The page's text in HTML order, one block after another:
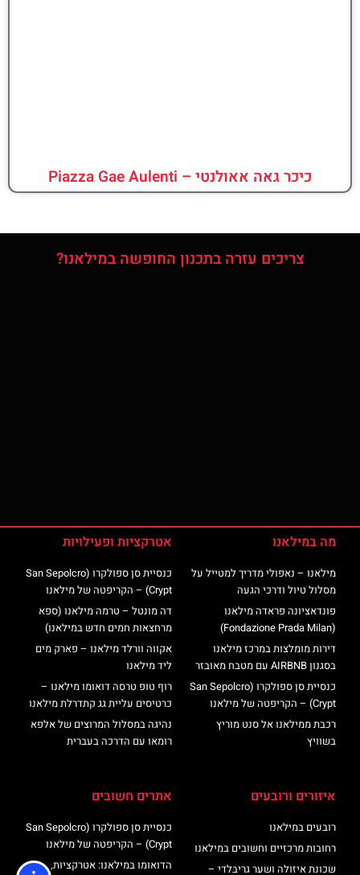
כיכר גאה אאולנטי – Piazza Gae Aulenti
צריכים עזרה בתכנון החופשה במילאנו?
מה במילאנו
מילאנו – נאפולי מדריך למטייל על
מסלול טיול ודרכי הגעה
פונדאציונה פראדה מילאנו
(Fondazione Prada Milan)
דירות מומלצות במרכז מילאנו
בסגנון AIRBNB עם מטבח מאובזר
כנסיית סן ספולקרו (San Sepolcro
Crypt) – הקריפטה של מילאנו
רכבת ממילאנו אל סנט מוריץ
בשוויץ
אטרקציות ופעילויות
כנסיית סן ספולקרו (San Sepolcro
Crypt) – הקריפטה של מילאנו
דה מונטל – טרמה מילאנו (ספא
מרחצאות חמים חדש במילאנו)
אקווה וורלד מילאנו – פארק מים
ליד מילאנו
רוף טופ טרסה דואומו מילאנו –
כרטיסים עליית גג קתדרלת מילאנו
נהיגה במסלול המרוצים של אלפא
רומאו עם הדרכה בעברית
איזורים ורובעים
רובעים במילאנו
רחובות מרכזיים וחשובים במילאנו
שכונת איזולה ושער גריבלדי –
אתרים חשובים
כנסיית סן ספולקרו (San Sepolcro
Crypt) – הקריפטה של מילאנו
הדואומו במילאנו: אטרקציות,